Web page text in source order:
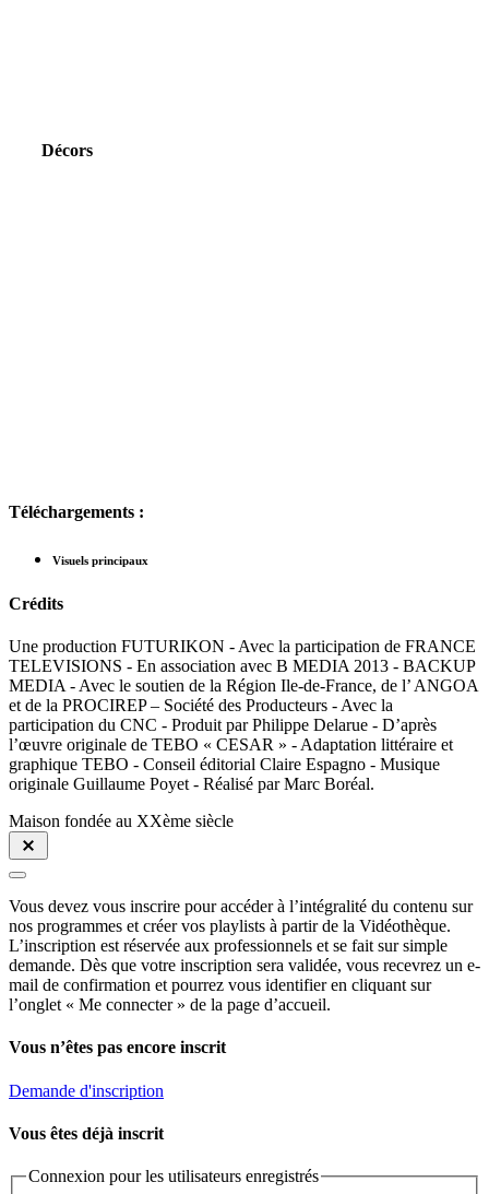
Décors
Téléchargements :
Visuels principaux
Crédits
Une production FUTURIKON - Avec la participation de FRANCE
TELEVISIONS - En association avec B MEDIA 2013 - BACKUP
MEDIA - Avec le soutien de la Région Ile-de-France, de l’ ANGOA
et de la PROCIREP – Société des Producteurs - Avec la
participation du CNC - Produit par Philippe Delarue - D’après
l’œuvre originale de TEBO « CESAR » - Adaptation littéraire et
graphique TEBO - Conseil éditorial Claire Espagno - Musique
originale Guillaume Poyet - Réalisé par Marc Boréal.
Maison fondée au XXème siècle
Vous devez vous inscrire pour accéder à l’intégralité du contenu sur
nos programmes et créer vos playlists à partir de la Vidéothèque.
L’inscription est réservée aux professionnels et se fait sur simple
demande. Dès que votre inscription sera validée, vous recevrez un e-
mail de confirmation et pourrez vous identifier en cliquant sur
l’onglet « Me connecter » de la page d’accueil.
Vous n’êtes pas encore inscrit
Demande d'inscription
Vous êtes déjà inscrit
Connexion pour les utilisateurs enregistrés